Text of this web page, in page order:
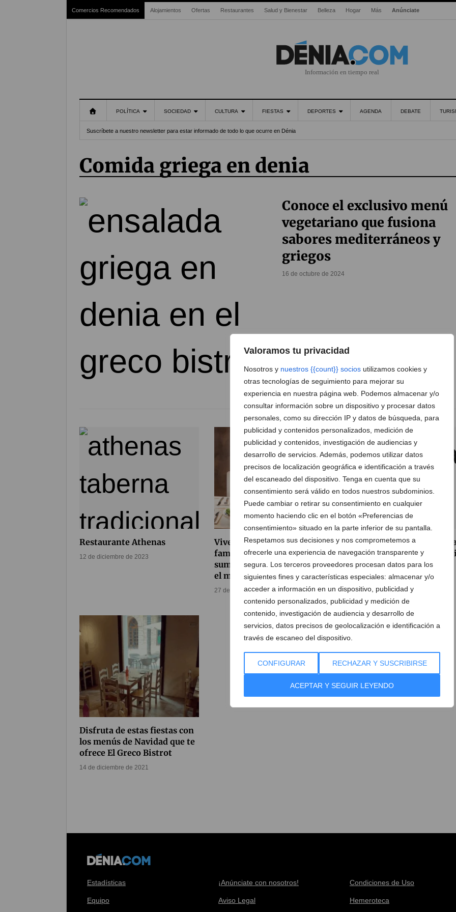
Valoramos tu privacidad
Nosotros y nuestros {{count}} socios utilizamos cookies y
otras tecnologías de seguimiento para mejorar su
experiencia en nuestra página web. Podemos almacenar y/o
consultar información sobre un dispositivo y procesar datos
personales, como su dirección IP y datos de búsqueda, para
publicidad y contenidos personalizados, medición de
publicidad y contenidos, investigación de audiencias y
desarrollo de servicios. Además, podemos utilizar datos
precisos de localización geográfica e identificación a través
del escaneado del dispositivo. Tenga en cuenta que su
consentimiento será válido en todos nuestros subdominios.
Puede cambiar o retirar su consentimiento en cualquier
momento haciendo clic en el botón «Preferencias de
consentimiento» situado en la parte inferior de su pantalla.
Respetamos sus decisiones y nos comprometemos a
ofrecerle una experiencia de navegación transparente y
segura. Los terceros proveedores procesan datos para los
siguientes fines y características especiales: almacenar y/o
acceder a información en un dispositivo, publicidad y
contenido personalizados, publicidad y medición de
contenido, investigación de audiencia y desarrollo de
servicios, datos precisos de geolocalización e identificación a
través de escaneo del dispositivo.
CONFIGURAR RECHAZAR Y SUSCRIBIRSE
ACEPTAR Y SEGUIR LEYENDO
Comercios Recomendados Alojamientos Ofertas Restaurantes Salud y Bienestar Belleza Hogar Más Anúnciate
Información en tiempo real
POLÍTICA SOCIEDAD CULTURA FIESTAS DEPORTES AGENDA DEBATE
Suscríbete a nuestro newsletter para estar informado de todo lo que ocurre en Dénia
comida griega en denia
Conoce el exclusivo menú
vegetariano que fusiona
sabores mediterráneos y
griegos
16 de octubre de 2024
Restaurante Athenas
12 de diciembre de 2023
Vive una tradicional comida
familiar griega de domingo:
sumérgete en su cultura con
el menú de este restaurante
27 de septiembre de 2022
Prueba la auténtica
tradicional griega en
en este fantástico
restaurante
21 de marzo de 2022
Disfruta de estas fiestas con
los menús de Navidad que te
ofrece El Greco Bistrot
14 de diciembre de 2021
Estadísticas
Equipo
¡Anúnciate con nosotros!
Aviso Legal
Condiciones de Uso
Hemeroteca